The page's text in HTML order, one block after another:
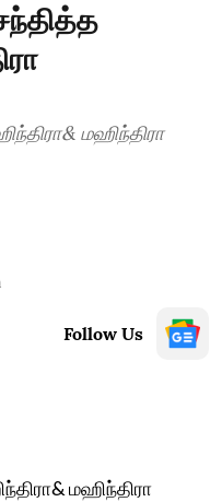
மஹிந்திரா
Follow Us
மஹிந்திரா